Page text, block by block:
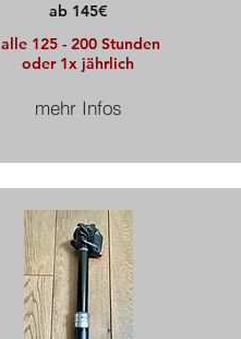
ab 145€
alle 125 - 200 Stunden
oder 1x jährlich
mehr Infos